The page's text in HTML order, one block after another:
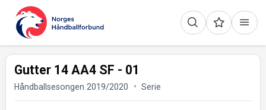
Gutter 14 AA4 SF - 01
Håndballsesongen 2019/2020 Serie